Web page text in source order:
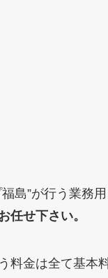
島”が行う業務
任せ下さい。
料金は全て基本